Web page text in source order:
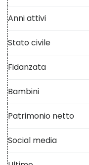
Anni attivi
Stato civile
Fidanzata
Bambini
Patrimonio netto
Social media